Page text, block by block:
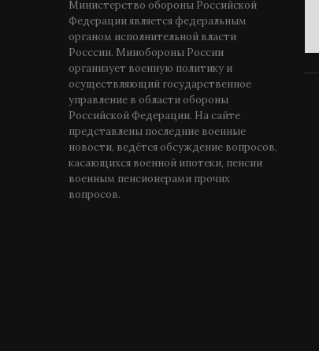
Министерство обороны Российской
Федерации является федеральным
органом исполнительной власти
Росссии. Минобороны России
организует военную политику и
осуществляющий государственное
управление в области обороны
Российской Федерации. На сайте
представлены последние военные
новости, ведётся обсуждение вопросов,
касающихся военной ипотеки, пенсии
военным пенсионерами прочих
вопросов.